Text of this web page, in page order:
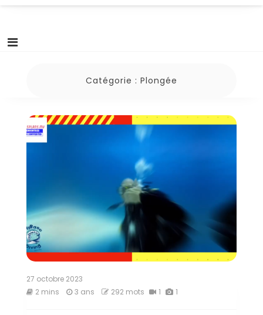
Catégorie : Plongée
27 octobre 2023
2 mins
3 ans 292 mots 1 1